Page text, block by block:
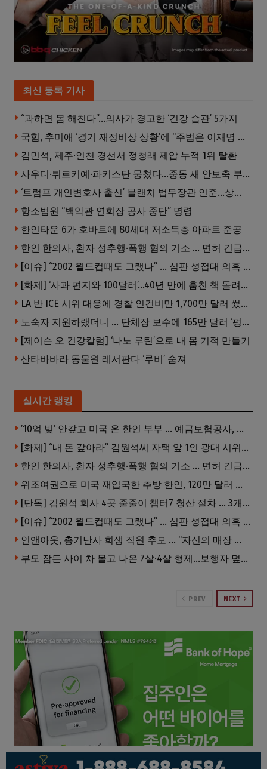
최신 등록 기사
“과하면 몸 해친다”…의사가 경고한 ‘건강 습관’ 5가지
국힘, 추미애 ‘경기 재정비상 상황’에 “주범은 이재명 전 지사”
김민석, 제주·인천 경선서 정청래 제압 누적 1위 탈환
사우디·튀르키예·파키스탄 뭉쳤다…중동 새 안보축 부상하나
‘트럼프 개인변호사 출신’ 블랜치 법무장관 인준…상원 50대49 가결
항소법원 “백악관 연회장 공사 중단” 명령
한인타운 6가 호바트에 80세대 저소득층 아파트 준공
한인 한의사, 환자 성추행·폭행 혐의 기소 … 면허 긴급정지
[이슈] “2002 월드컵때도 그랬나” … 심판 성접대 의혹 해외로 일파만파, 4강 신화까지 불똥
[화제] ‘사과 편지와 100달러’…40년 만에 훔친 책 돌려준 절도범
LA 반 ICE 시위 대응에 경찰 인건비만 1,700만 달러 썼다.
노숙자 지원하랬더니 … 단체장 보수에 165만 달러 ‘펑펑’
[제이슨 오 건강칼럼] ‘나노 루틴’으로 내 몸 기적 만들기
산타바바라 동물원 레서판다 ‘루비’ 숨져
실시간 랭킹
’10억 빚’ 안갚고 미국 온 한인 부부 … 예금보험공사, 미국서 소송
[화제] “내 돈 갚아라” 김원석씨 자택 앞 1인 광대 시위 … 한인 투자사, “108만 달러 못받아”
한인 한의사, 환자 성추행·폭행 혐의 기소 … 면허 긴급정지
위조여권으로 미국 재입국한 추방 한인, 120만 달러 은행 사기 행각
[단독] 김원석 회사 4곳 줄줄이 챕터7 청산 절차 … 3개 법인 같은 날 동시 파산 신청
[이슈] “2002 월드컵때도 그랬나” … 심판 성접대 의혹 해외로 일파만파, 4강 신화까지 불똥
인앤아웃, 총기난사 희생 직원 추모 … “자신의 매장 운영이 꿈이었다”
부모 잠든 사이 차 몰고 나온 7살·4살 형제…보행자 덮쳐 중태
PREV NEXT